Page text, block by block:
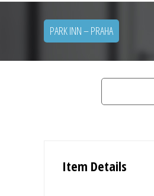
PARK INN – PRAHA
Item Details